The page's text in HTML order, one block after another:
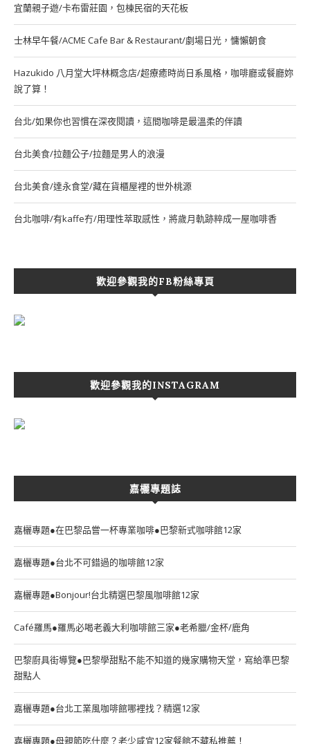
宜蘭親子遊/卡布雷莊園，包棟民宿的天花板
士林早午餐/ACME Cafe Bar & Restaurant/劇場日光，慵懶朝食
Hazukido 八月堂大坪林概念店/超療癒時尚日系風格，咖啡廳或餐廳妳
說了算！
台北/如果你也習慣在深夜閱讀，這間咖啡是最溫柔的伴讀
台北美食/拉麵公子/拉麵是男人的浪漫
台北美食/達永食堂/藏在貨櫃屋裡的世外桃源
台北咖啡/有kaffe冇/用理性萃取感性，將歲月軌跡粹成一屋咖啡香
歡迎參觀我的FB粉絲專頁
歡迎參觀我的INSTAGRAM
嘉欐專題誌
嘉欐專題●在巴黎品嘗一杯專業咖啡●巴黎新式咖啡館12家
嘉欐專題●台北不可錯過的咖啡館12家
嘉欐專題●Bonjour!台北精選巴黎風咖啡館12家
Café羅馬●羅馬必喝老義大利咖啡館三家●老希臘/金杯/鹿角
巴黎廚具街導覽●巴黎學甜點不能不知道的幾家購物天堂，寫給準巴黎
甜點人
嘉欐專題●台北工業風咖啡館哪裡找？精選12家
嘉欐專題●母親節吃什麼？老少咸宜12家餐館不藏私推薦！